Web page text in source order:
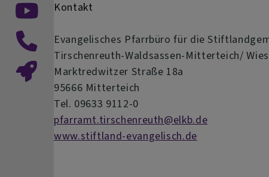
Kontakt
Evangelisches Pfarrbüro für die
Tirschenreuth-Waldsassen-Mitterteich/
Marktredwitzer Straße 18a
95666 Mitterteich
Tel. 09633 9112-0
pfarramt.tirschenreuth@elkb.de
www.stiftland-evangelisch.de